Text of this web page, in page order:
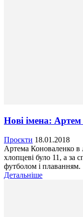
Нові імена:
Проєкти 18.01.2018
Артема Коноваленко в
хлопцеві було 11, а за
футболом і
Детальніше